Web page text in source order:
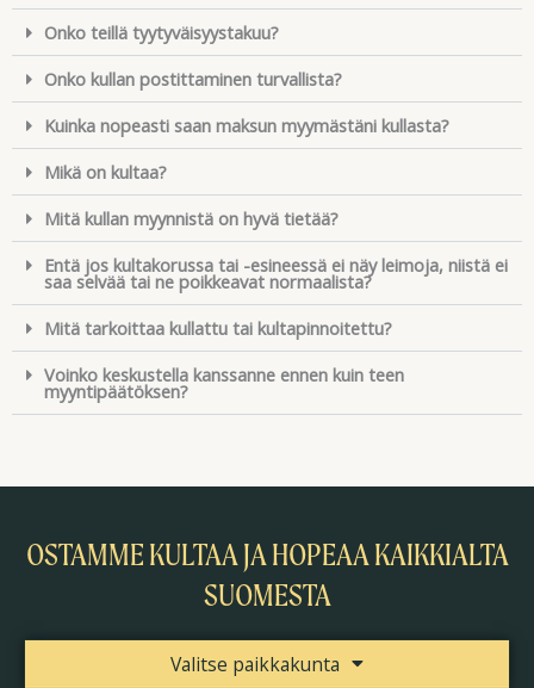
Onko teillä tyytyväisyystakuu?
Onko kullan postittaminen turvallista?
Kuinka nopeasti saan maksun myymästäni kullasta?
Mikä on kultaa?
Mitä kullan myynnistä on hyvä tietää?
Entä jos kultakorussa tai -esineessä ei näy leimoja, niistä ei
saa selvää tai ne poikkeavat normaalista?
Mitä tarkoittaa kullattu tai kultapinnoitettu?
Voinko keskustella kanssanne ennen kuin teen
myyntipäätöksen?
OSTAMME KULTAA JA HOPEAA KAIKKIALTA
SUOMESTA
Valitse paikkakunta